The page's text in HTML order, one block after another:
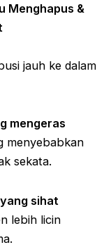
Menghapus &
jauh ke dalam
mengeras
menyebabkan
sekata.
sihat
lebih licin